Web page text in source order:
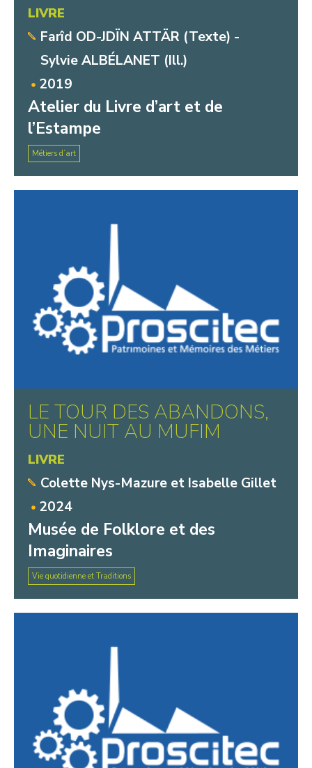
LIVRE
Farîd OD-JDÏN ATTÄR (Texte) -
Sylvie ALBÉLANET (Ill.)
2019
Atelier du Livre d’art et de
l’Estampe
Métiers d’art
LE TOUR DES ABANDONS,
UNE NUIT AU MUFIM
LIVRE
Colette Nys-Mazure et Isabelle Gillet
2024
Musée de Folklore et des
Imaginaires
Vie quotidienne et Traditions